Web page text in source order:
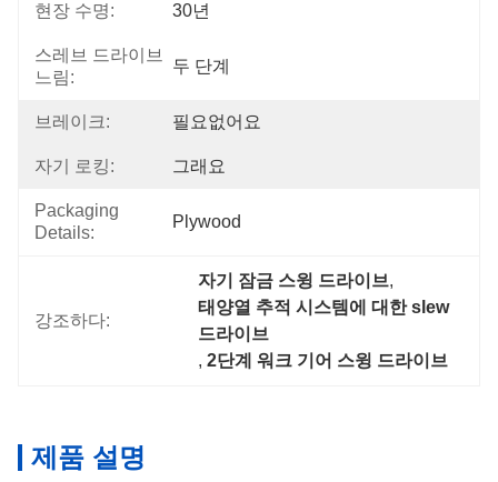
현장 수명: 30년
스레브 드라이브
느림:
두 단계
브레이크: 필요없어요
자기 로킹: 그래요
Packaging
Details:
Plywood
강조하다:
자기 잠금 스윙 드라이브,
태양열 추적 시스템에 대한 slew
드라이브
, 2단계 워크 기어 스윙 드라이브
제품 설명